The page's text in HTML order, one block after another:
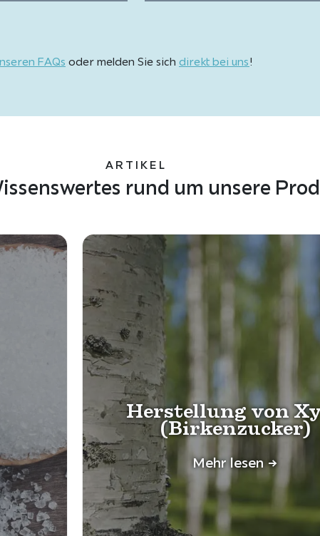
FAQs oder melden Sie sich direkt bei uns!
ARTIKEL
rund um unsere
Herstellung von
(Birkenzucker)
Mehr lesen ->